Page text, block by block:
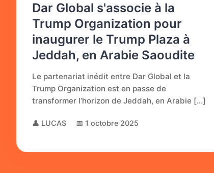
Dar Global s'associe à la
Trump Organization pour
inaugurer le Trump Plaza à
Jeddah, en Arabie Saoudite
Le partenariat inédit entre Dar Global et la
Trump Organization est en passe de
transformer l’horizon de Jeddah, en Arabie […]
👤 LUCAS 📅 1 octobre 2025